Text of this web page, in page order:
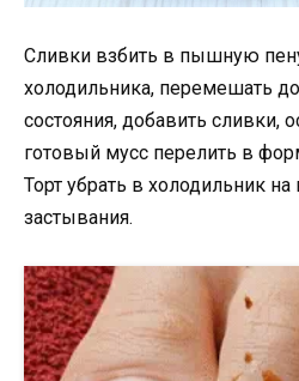
Сливки взбить в пышную
холодильника, перемешать
состояния, добавить сливки,
готовый мусс перелить в
Торт убрать в холодильник
застывания.